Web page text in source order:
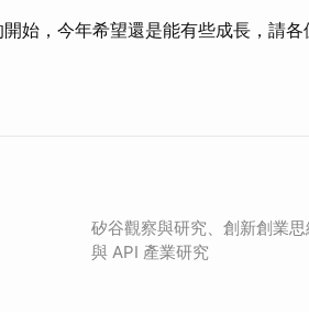
始，今年希望還是能有些成長，請
矽谷觀察與研究、創新創業
與 API 產業研究